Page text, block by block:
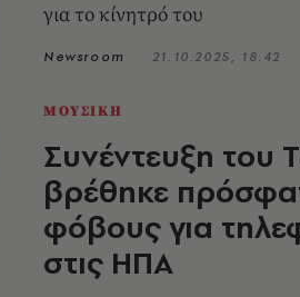
για το κίνητρό του
Newsroom 21.10.2025, 18:42
ΜΟΥΣΙΚΗ
Συνέντευξη του
βρέθηκε
φόβους για
στις ΗΠΑ